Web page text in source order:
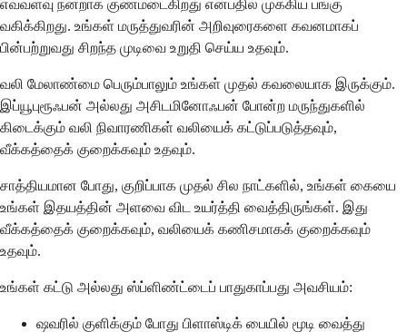
எவ்வளவு நன்றாக குணமடைகிறது என்பதில் முக்கிய பங்கு
வகிக்கிறது. உங்கள் மருத்துவரின் அறிவுரைகளை கவனமாகப்
பின்பற்றுவது சிறந்த முடிவை உறுதி செய்ய உதவும்.
வலி மேலாண்மை பெரும்பாலும் உங்கள் முதல் கவலையாக இருக்கும்.
இப்யூபுரூஃபன் அல்லது அசிடமினோஃபன் போன்ற மருந்துகளில்
கிடைக்கும் வலி நிவாரணிகள் வலியைக் கட்டுப்படுத்தவும்,
வீக்கத்தைக் குறைக்கவும் உதவும்.
சாத்தியமான போது, குறிப்பாக முதல் சில நாட்களில், உங்கள் கையை
உங்கள் இதயத்தின் அளவை விட உயர்த்தி வைத்திருங்கள். இது
வீக்கத்தைக் குறைக்கவும், வலியைக் கணிசமாகக் குறைக்கவும்
உதவும்.
உங்கள் கட்டு அல்லது ஸ்ப்ளிண்ட்டைப் பாதுகாப்பது அவசியம்:
ஷவரில் குளிக்கும் போது பிளாஸ்டிக் பையில் மூடி வைத்து